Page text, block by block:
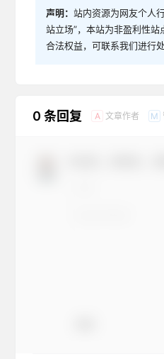
声明： 站内资源为网友个人
站立场”，本站为非盈利性
合法权益，可联系我们进行处
0 条回复 A 文章作者 M